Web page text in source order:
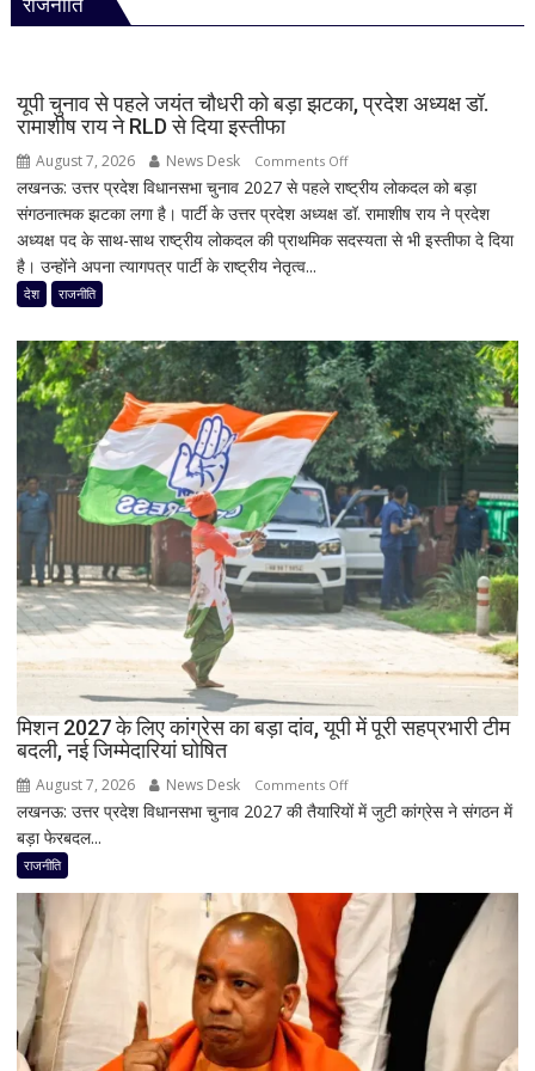
आफत!
बंद,
ट्रांसफार्मर
ठप,
अगले
48
हाई
अलर्ट
यूपी चुनाव से पहले जयंत चौधरी को बड़ा झटका, प्रदेश अध्यक्ष डॉ.
रामाशीष राय ने RLD से दिया इस्तीफा
August 7, 2026 News Desk Comments Offon
यूपी
चुनाव
से
को
बड़ा
झटका,
प्रदेश
अध्यक्ष
डॉ.
रामाशीष
राय
ने
RLD
से
दिया
इस्तीफा
लखनऊ: उत्तर प्रदेश विधानसभा चुनाव 2027 से पहले राष्ट्रीय लोकदल को बड़ा
संगठनात्मक झटका लगा है। पार्टी के उत्तर प्रदेश अध्यक्ष डॉ. रामाशीष राय ने प्रदेश
अध्यक्ष पद के साथ-साथ राष्ट्रीय लोकदल की प्राथमिक सदस्यता से भी इस्तीफा दे दिया
है। उन्होंने अपना त्यागपत्र पार्टी के राष्ट्रीय नेतृत्व...
देश राजनीति
मिशन 2027 के लिए कांग्रेस का बड़ा दांव, यूपी में पूरी सहप्रभारी टीम
बदली, नई जिम्मेदारियां घोषित
August 7, 2026 News Desk Comments Offon
मिशन
कांग्रेस
बड़ा
दांव,
यूपी
में
लखनऊ: उत्तर प्रदेश विधानसभा चुनाव 2027 की तैयारियों में जुटी कांग्रेस ने संगठन में
बड़ा फेरबदल...
राजनीति